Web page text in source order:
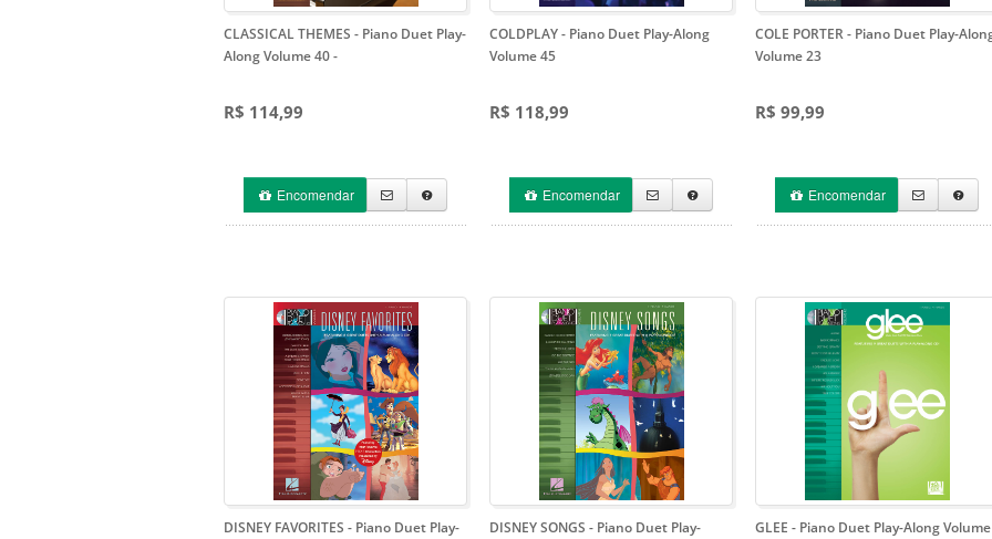
CLASSICAL THEMES - Piano Duet Play-
Along Volume 40-
R$ 114,99
Encomendar
COLDPLAY- Piano Duet Play-Along
Volume 45
R$ 118,99
Encomendar
COLE PORTER- Piano Duet Play-
Volume 23
R$ 99,99
Encomendar
DISNEY FAVORITES - Piano Duet Play-
DISNEY SONGS - Piano Duet Play-
GLEE - Piano Duet Play-Along Volume